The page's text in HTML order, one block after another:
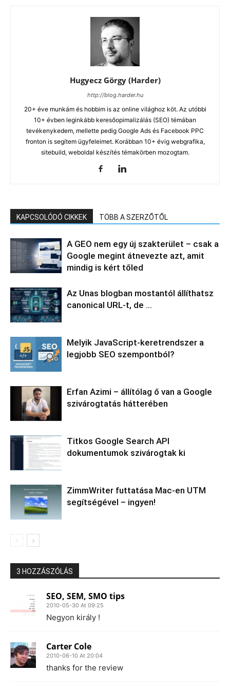
Hugyecz Görgy (Harder)
http://blog.harder.hu
20+ éve munkám és hobbim is az online világhoz köt. Az utóbbi
10+ évben leginkább keresőopimalizálás (SEO) témában
tevékenykedem, mellette pedig Google Ads és Facebook PPC
fronton is segítem ügyfeleimet. Korábban 10+ évig webgrafika,
sitebuild, weboldal készítés témakörben mozogtam.
KAPCSOLÓDÓ CIKKEK TÖBB A SZERZŐTŐL
A GEO nem egy új szakterület – csak a
Google megint átnevezte azt, amit
mindig is kért tőled
Az Unas blogban mostantól állíthatsz
canonical URL-t, de …
Melyik JavaScript-keretrendszer a
legjobb SEO szempontból?
Erfan Azimi – állítólag ő van a Google
szivárogtatás hátterében
Titkos Google Search API
dokumentumok szivárogtak ki
ZimmWriter futtatása Mac-en UTM
segítségével – ingyen!
3 HOZZÁSZÓLÁS
SEO, SEM, SMO tips
2010-05-30 At 09:25
Negyon király !
Carter Cole
2010-06-10 At 20:04
thanks for the review